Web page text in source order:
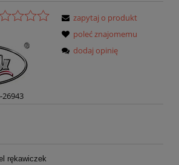
26943
zapytaj o produkt
poleć znajomemu
dodaj opinię
rękawiczek